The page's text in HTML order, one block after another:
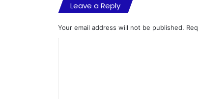
Leave a Reply
Your email address will not be published.